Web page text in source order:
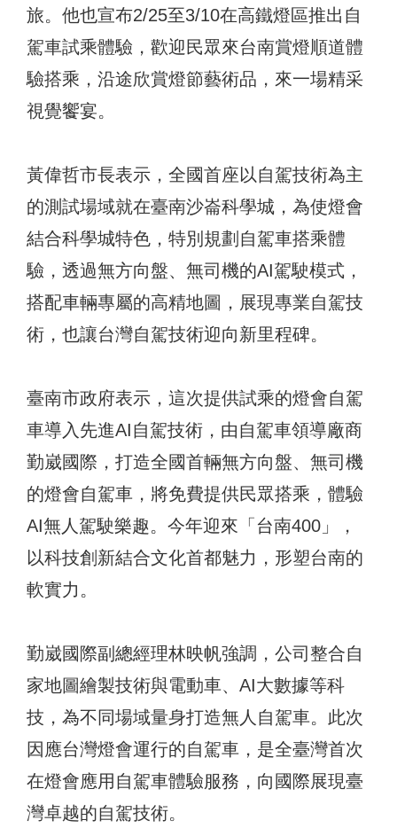
旅。他也宣布2/25至3/10在高鐵燈區推出自
駕車試乘體驗，歡迎民眾來台南賞燈順道體
驗搭乘，沿途欣賞燈節藝術品，來一場精采
視覺饗宴。
黃偉哲市長表示，全國首座以自駕技術為主
的測試場域就在臺南沙崙科學城，為使燈會
結合科學城特色，特別規劃自駕車搭乘體
驗，透過無方向盤、無司機的AI駕駛模式，
搭配車輛專屬的高精地圖，展現專業自駕技
術，也讓台灣自駕技術迎向新里程碑。
臺南市政府表示，這次提供試乘的燈會自駕
車導入先進AI自駕技術，由自駕車領導廠商
勤崴國際，打造全國首輛無方向盤、無司機
的燈會自駕車，將免費提供民眾搭乘，體驗
AI無人駕駛樂趣。今年迎來「台南400」，
以科技創新結合文化首都魅力，形塑台南的
軟實力。
勤崴國際副總經理林映帆強調，公司整合自
家地圖繪製技術與電動車、AI大數據等科
技，為不同場域量身打造無人自駕車。此次
因應台灣燈會運行的自駕車，是全臺灣首次
在燈會應用自駕車體驗服務，向國際展現臺
灣卓越的自駕技術。